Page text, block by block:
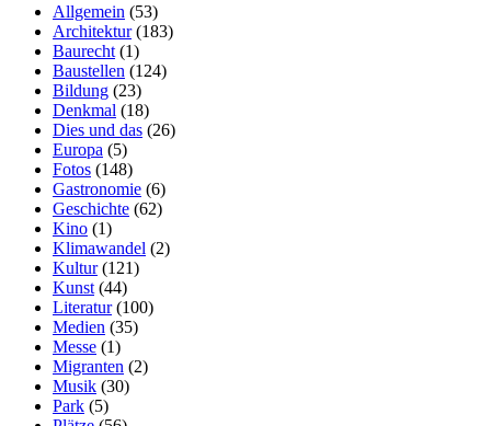
Allgemein (53)
Architektur(183)
Baurecht (1)
Baustellen (124)
Bildung (23)
Denkmal (18)
Dies und das (26)
Europa (5)
Fotos (148)
Gastronomie (6)
Geschichte (62)
Kino (1)
Klimawandel (2)
Kultur(121)
Kunst (44)
Literatur(100)
Medien (35)
Messe (1)
Migranten (2)
Musik (30)
Park (5)